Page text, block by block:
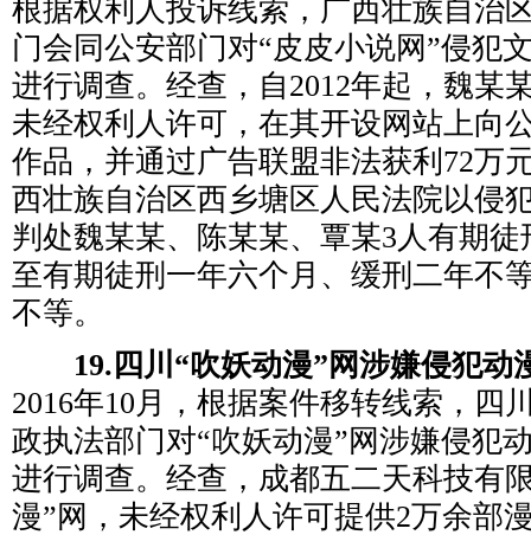
根据权利人投诉线索，广西壮族自治
门会同公安部门对“皮皮小说网”侵犯
进行调查。经查，自2012年起，魏某
未经权利人许可，在其开设网站上向
作品，并通过广告联盟非法获利72万
西壮族自治区西乡塘区人民法院以侵
判处魏某某、陈某某、覃某3人有期
至有期徒刑一年六个月、缓刑二年不
不等。
19.四川“吹妖动漫”网涉嫌侵犯动
2016年10月，根据案件移转线索，四
政执法部门对“吹妖动漫”网涉嫌侵犯
进行调查。经查，成都五二天科技有
漫”网，未经权利人许可提供2万余部